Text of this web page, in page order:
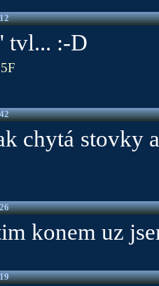
tvl... :-D
chytá stovky
konem uz